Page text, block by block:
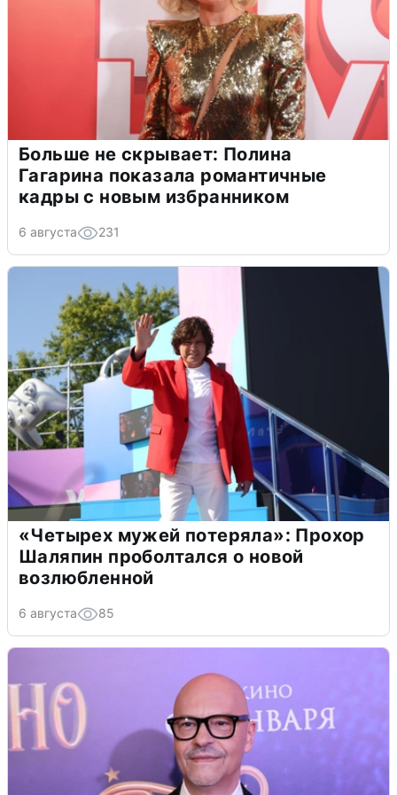
Больше не скрывает: Полина
Гагарина показала романтичные
кадры с новым избранником
6 августа 231
«Четырех мужей потеряла»: Прохор
Шаляпин проболтался о новой
возлюбленной
6 августа 85